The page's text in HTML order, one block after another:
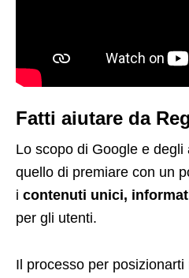
Fatti aiutare da
Lo scopo di Google e
quello di premiare con un
i contenuti unici,
per gli utenti.
Il processo per